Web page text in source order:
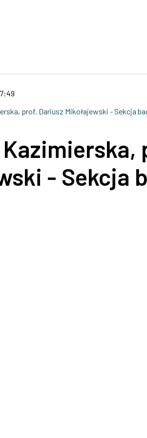
prof. Dariusz Mikołajewski - Sekcja
- Sekcja